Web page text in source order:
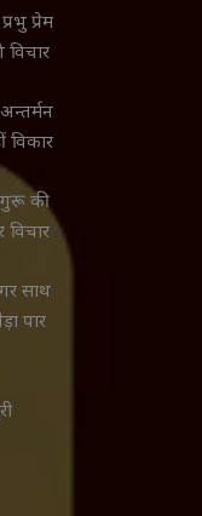
प्रेम
की
साथ
पार